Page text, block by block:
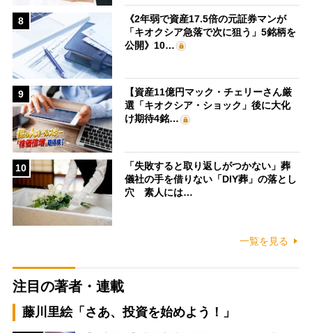
8
《2年弱で資産17.5倍の元証券マンが
「キオクシア急落で次に狙う」5銘柄を
公開》10…
9
【資産11億円マック・チェリーさん厳
選「キオクシア・ショック」後に大化
け期待4銘…
10
「失敗すると取り返しがつかない」葬
儀社の手を借りない「DIY葬」の落とし
穴 素人には…
一覧を見る
注目の著者・連載
藤川里絵「さあ、投資を始めよう！」